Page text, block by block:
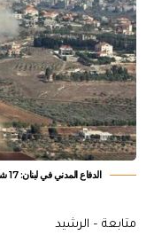
الدفاع المدني في لبنان: 17 شهيداً في غارة اسرائيلية على بلدة زبود في منطقة بعلبك
متابعة – الرشيد